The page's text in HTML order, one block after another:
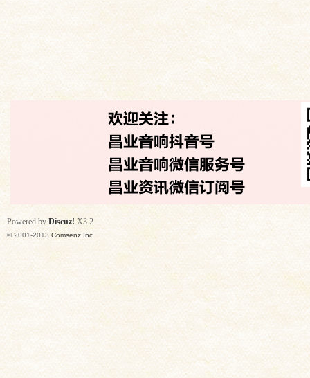
Powered by Discuz! X3.2
© 2001-2013 Comsenz Inc.